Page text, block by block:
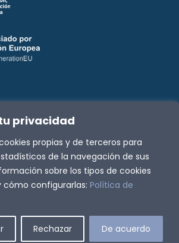
privacidad
propias y de terceros para
de la navegación de sus
sobre los tipos de cookies
cómo configurarlas: Política de
Rechazar De acuerdo
Fundación José Luis Zazurca | Todos
derechos reservados
|Política de Cookies|
FacebookInstagram